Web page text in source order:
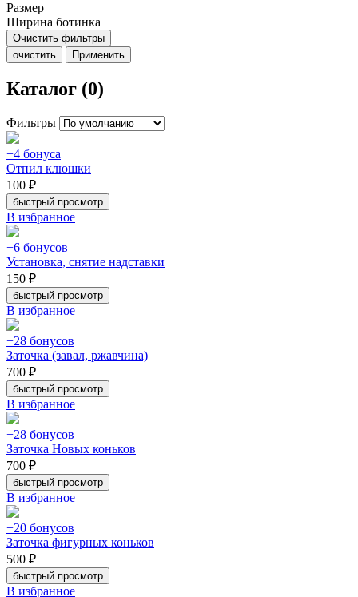
Размер
Ширина ботинка
Очистить фильтры
очистить
Применить
Каталог (0)
Фильтры
+4 бонуса
Отпил клюшки
100 ₽
быстрый просмотр
В избранное
+6 бонусов
Установка, снятие надставки
150 ₽
быстрый просмотр
В избранное
+28 бонусов
Заточка (завал, ржавчина)
700 ₽
быстрый просмотр
В избранное
+28 бонусов
Заточка Новых коньков
700 ₽
быстрый просмотр
В избранное
+20 бонусов
Заточка фигурных коньков
500 ₽
быстрый просмотр
В избранное